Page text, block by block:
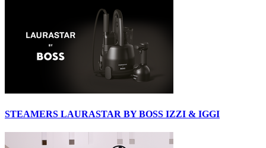
STEAMERS LAURASTAR BY BOSS IZZI & IGGI